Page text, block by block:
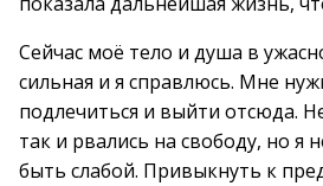
Сейчас моё тело и душа в
сильная и я справлюсь. Мне
подлечиться и выйти отсюда.
так и рвались на свободу, но я
быть слабой. Привыкнуть к